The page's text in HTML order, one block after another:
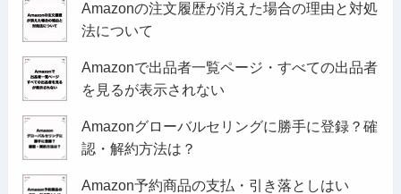
Amazonの注文履歴が消えた場合の理由と対処
法について
Amazonで出品者一覧ページ・すべての出品者
を見るが表示されない
Amazonグローバルセリングに勝手に登録？確
認・解約方法は？
Amazon予約商品の支払・引き落としはい